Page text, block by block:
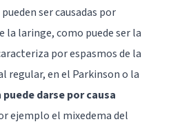
ser causadas por
la laringe, como puede ser la
por espasmos de la
regular, en el Parkinson o la
puede darse por causa
ejemplo el mixedema del